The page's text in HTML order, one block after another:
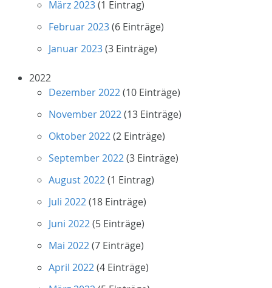
März 2023(1 Eintrag)
Februar 2023(6 Einträge)
Januar 2023(3 Einträge)
2022
Dezember 2022(10 Einträge)
November 2022(13 Einträge)
Oktober 2022(2 Einträge)
September 2022(3 Einträge)
August 2022(1 Eintrag)
Juli 2022(18 Einträge)
Juni 2022(5 Einträge)
Mai 2022(7 Einträge)
April 2022(4 Einträge)